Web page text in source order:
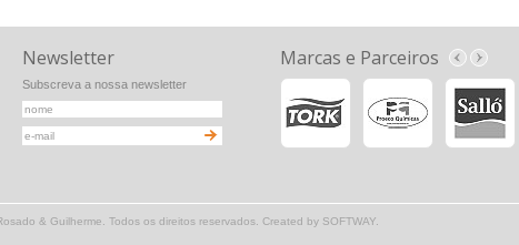
Newsletter
Subscreva a nossa newsletter
Marcas e Parceiros
& Guilherme. Todos os direitos reservados. Created by SOFTWAY